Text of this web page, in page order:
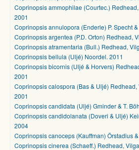
Coprinopsis ammophilae (Courtec.)
2001
Coprinopsis annulopora (Enderle) P. Specht
Coprinopsis argentea (P.D. Orton) Redhead,
Coprinopsis atramentaria (Bull.) Redhead,
Coprinopsis bellula (Uljé) Noordel. 2011
Coprinopsis bicornis (Uljé & Horvers)
2001
Coprinopsis calospora (Bas & Uljé)
2001
Coprinopsis candidata (Uljé) Gminder & T.
Coprinopsis candidolanata (Doveri & Uljé)
2004
Coprinopsis canoceps (Kauffman) Örstadius
Coprinopsis cinerea (Schaeff.) Redhead,